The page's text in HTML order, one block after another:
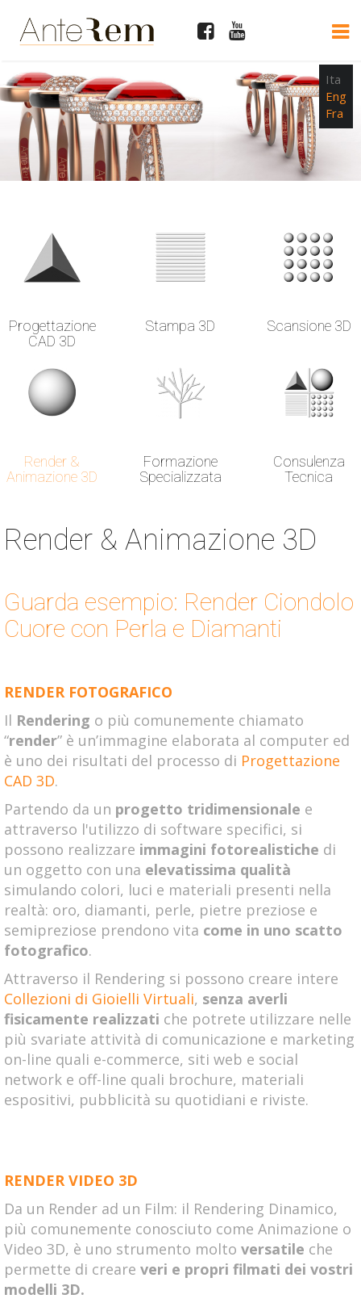
Ita
Eng
Fra
Progettazione
CAD 3D
Stampa 3D Scansione 3D
Render &
Animazione 3D
Formazione
Specializzata
Consulenza
Tecnica
Render & Animazione 3D
Guarda esempio: Render Ciondolo
Cuore con Perla e Diamanti
RENDER FOTOGRAFICO
Il Rendering o più comunemente chiamato
“render” è un’immagine elaborata al computer ed
è uno dei risultati del processo di Progettazione
CAD 3D.
Partendo da un progetto tridimensionale e
attraverso l'utilizzo di software specifici, si
possono realizzare immagini fotorealistiche di
un oggetto con una elevatissima qualità
simulando colori, luci e materiali presenti nella
realtà: oro, diamanti, perle, pietre preziose e
semipreziose prendono vita come in uno scatto
fotografico.
Attraverso il Rendering si possono creare intere
Collezioni di Gioielli Virtuali, senza averli
fisicamente realizzati che potrete utilizzare nelle
più svariate attività di comunicazione e marketing
on-line quali e-commerce, siti web e social
network e off-line quali brochure, materiali
espositivi, pubblicità su quotidiani e riviste.
RENDER VIDEO 3D
Da un Render ad un Film: il Rendering Dinamico,
più comunemente conosciuto come Animazione o
Video 3D, è uno strumento molto versatile che
permette di creare veri e propri filmati dei vostri
modelli 3D.